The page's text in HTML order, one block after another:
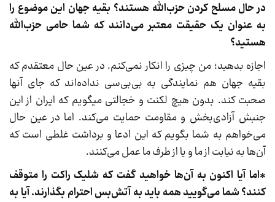
در حال مسلح کردن حزب‌الله هستند؟ بقیه جهان این موضوع را
به عنوان یک حقیقت معتبر می‌دانند که شما حامی حزب‌الله
هستید؟
اجازه بدهید؛ من چیزی را انکار نمی‌کنم. در عین حال معتقدم که
بقیه جهان هم نمایندگی به بی‌بی‌سی نداده‌اند که جای آنها
صحبت کند. بدون هیچ لکنت و خجالتی میگویم که ایران از این
جنبش آزادی‌بخش و مقاومت حمایت می‌کند. اما در عین حال
می‌خواهم به شما بگویم که این ادعا و برداشت غلطی است که
آن‌ها به نیابت از ما و یا از طرف ما عمل می‌کنند.
*اما آیا اکنون به آن‌ها خواهید گفت که شلیک راکت را متوقف
کنند؟ شما می‌گویید همه باید به آتش‌بس احترام بگذارند. آیا به